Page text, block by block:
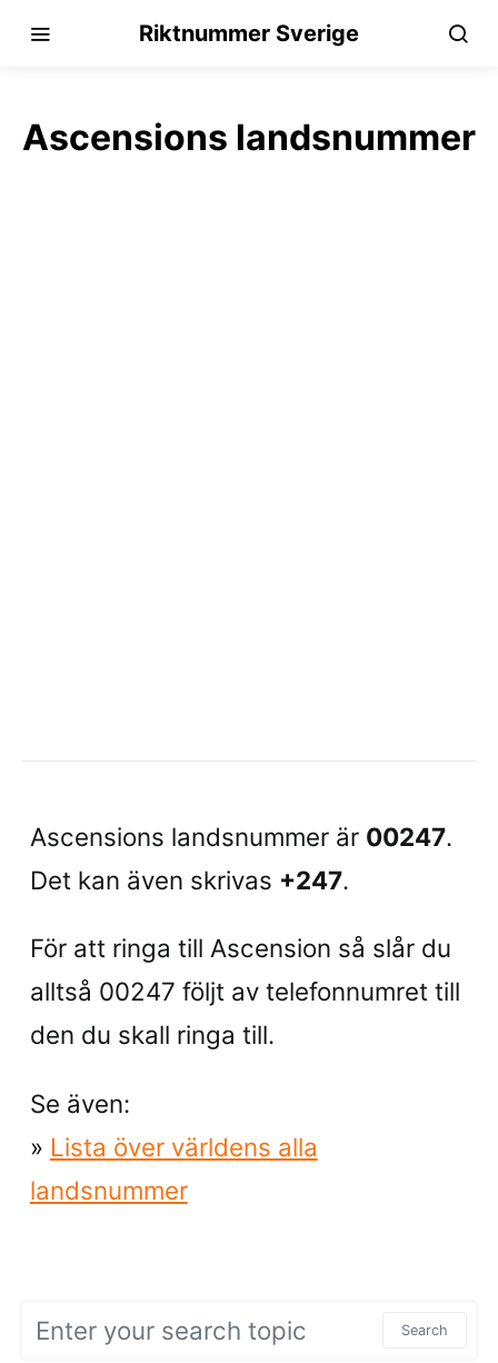
Riktnummer Sverige
Ascensions landsnummer
Ascensions landsnummer är 00247.
Det kan även skrivas +247.
För att ringa till Ascension så slår du
alltså 00247 följt av telefonnumret till
den du skall ringa till.
Se även:
» Lista över världens alla
landsnummer
Search